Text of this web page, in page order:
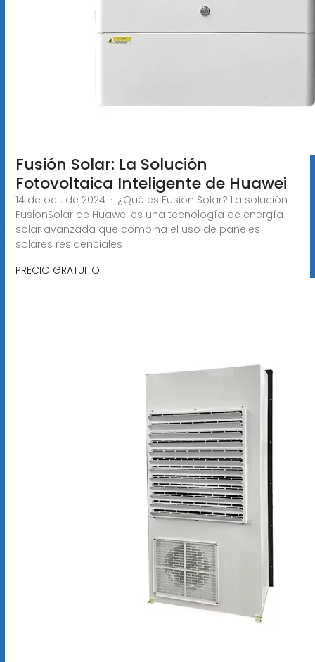
Fusión Solar: La Solución
Fotovoltaica Inteligente de Huawei
14 de oct. de 2024 · ¿Qué es Fusión Solar? La solución
FusionSolar de Huawei es una tecnología de energía
solar avanzada que combina el uso de paneles
solares residenciales
PRECIO GRATUITO